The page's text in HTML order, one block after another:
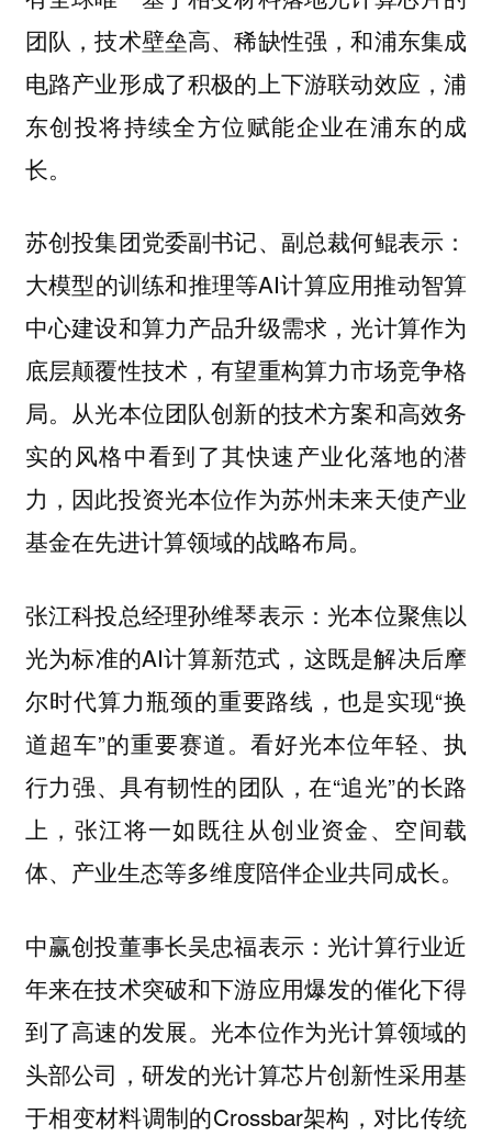
团队，技术壁垒高、稀缺性强，和浦东集成
电路产业形成了积极的上下游联动效应，浦
东创投将持续全方位赋能企业在浦东的成
长。
苏创投集团党委副书记、副总裁何鲲表示：
大模型的训练和推理等AI计算应用推动智算
中心建设和算力产品升级需求，光计算作为
底层颠覆性技术，有望重构算力市场竞争格
局。从光本位团队创新的技术方案和高效务
实的风格中看到了其快速产业化落地的潜
力，因此投资光本位作为苏州未来天使产业
基金在先进计算领域的战略布局。
张江科投总经理孙维琴表示：光本位聚焦以
光为标准的AI计算新范式，这既是解决后摩
尔时代算力瓶颈的重要路线，也是实现“换
道超车”的重要赛道。看好光本位年轻、执
行力强、具有韧性的团队，在“追光”的长路
上，张江将一如既往从创业资金、空间载
体、产业生态等多维度陪伴企业共同成长。
中赢创投董事长吴忠福表示：光计算行业近
年来在技术突破和下游应用爆发的催化下得
到了高速的发展。光本位作为光计算领域的
头部公司，研发的光计算芯片创新性采用基
于相变材料调制的Crossbar架构，对比传统